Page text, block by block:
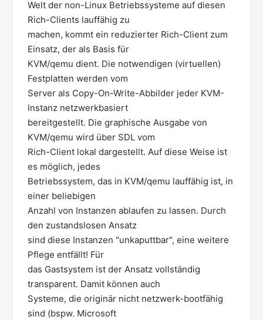
Welt der non-Linux Betriebssysteme auf diesen
Rich-Clients lauffähig zu
machen, kommt ein reduzierter Rich-Client zum
Einsatz, der als Basis für
KVM/qemu dient. Die notwendigen (virtuellen)
Festplatten werden vom
Server als Copy-On-Write-Abbilder jeder KVM-
Instanz netzwerkbasiert
bereitgestellt. Die graphische Ausgabe von
KVM/qemu wird über SDL vom
Rich-Client lokal dargestellt. Auf diese Weise ist
es möglich, jedes
Betriebssystem, das in KVM/qemu lauffähig ist, in
einer beliebigen
Anzahl von Instanzen ablaufen zu lassen. Durch
den zustandslosen Ansatz
sind diese Instanzen "unkaputtbar", eine weitere
Pflege entfällt! Für
das Gastsystem ist der Ansatz vollständig
transparent. Damit können auch
Systeme, die originär nicht netzwerk-bootfähig
sind (bspw. Microsoft